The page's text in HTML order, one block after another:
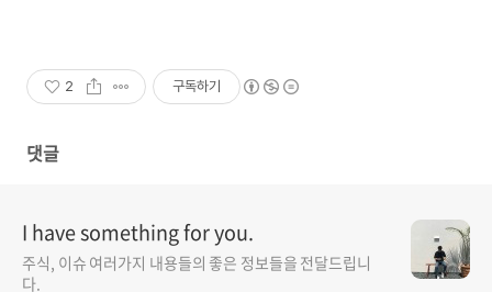
2 구독하기
댓글
I have something for you.
주식, 이슈 여러가지 내용들의 좋은 정보들을 전달드립니
다.